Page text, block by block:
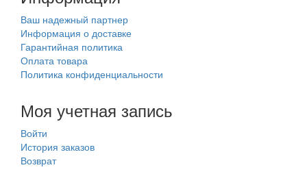
Ваш надежный партнер
Информация о доставке
Гарантийная политика
Оплата товара
Политика конфиденциальности
Моя учетная запись
Войти
История заказов
Возврат